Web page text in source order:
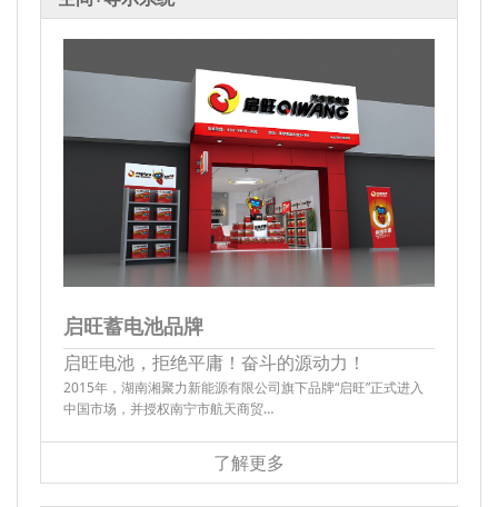
启旺蓄电池品牌
启旺电池，拒绝平庸！奋斗的源动力！
2015年，湖南湘聚力新能源有限公司旗下品牌“启旺”正式进入
中国市场，并授权南宁市航天商贸…
了解更多